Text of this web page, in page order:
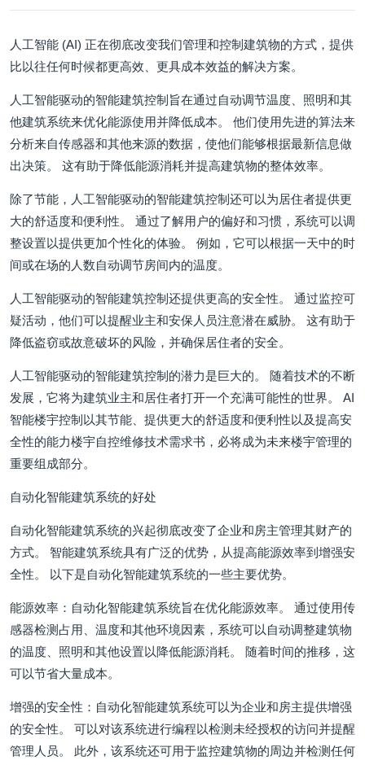
人工智能 (AI) 正在彻底改变我们管理和控制建筑物的方式，提供
比以往任何时候都更高效、更具成本效益的解决方案。
人工智能驱动的智能建筑控制旨在通过自动调节温度、照明和其
他建筑系统来优化能源使用并降低成本。 他们使用先进的算法来
分析来自传感器和其他来源的数据，使他们能够根据最新信息做
出决策。 这有助于降低能源消耗并提高建筑物的整体效率。
除了节能，人工智能驱动的智能建筑控制还可以为居住者提供更
大的舒适度和便利性。 通过了解用户的偏好和习惯，系统可以调
整设置以提供更加个性化的体验。 例如，它可以根据一天中的时
间或在场的人数自动调节房间内的温度。
人工智能驱动的智能建筑控制还提供更高的安全性。 通过监控可
疑活动，他们可以提醒业主和安保人员注意潜在威胁。 这有助于
降低盗窃或故意破坏的风险，并确保居住者的安全。
人工智能驱动的智能建筑控制的潜力是巨大的。 随着技术的不断
发展，它将为建筑业主和居住者打开一个充满可能性的世界。 AI
智能楼宇控制以其节能、提供更大的舒适度和便利性以及提高安
全性的能力楼宇自控维修技术需求书，必将成为未来楼宇管理的
重要组成部分。
自动化智能建筑系统的好处
自动化智能建筑系统的兴起彻底改变了企业和房主管理其财产的
方式。 智能建筑系统具有广泛的优势，从提高能源效率到增强安
全性。 以下是自动化智能建筑系统的一些主要优势。
能源效率：自动化智能建筑系统旨在优化能源效率。 通过使用传
感器检测占用、温度和其他环境因素，系统可以自动调整建筑物
的温度、照明和其他设置以降低能源消耗。 随着时间的推移，这
可以节省大量成本。
增强的安全性：自动化智能建筑系统可以为企业和房主提供增强
的安全性。 可以对该系统进行编程以检测未经授权的访问并提醒
管理人员。 此外，该系统还可用于监控建筑物的周边并检测任何